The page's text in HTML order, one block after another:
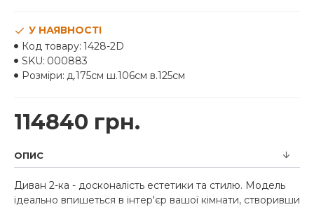
114840 грн.
У НАЯВНОСТІ
Код товару: 1428-2D
SKU: 000883
Розміри: д.175см ш.106см в.125см
ОПИС
Диван 2-ка - досконалість естетики та стилю. Модель
ідеально впишеться в інтер'єр вашої кімнати, створивши